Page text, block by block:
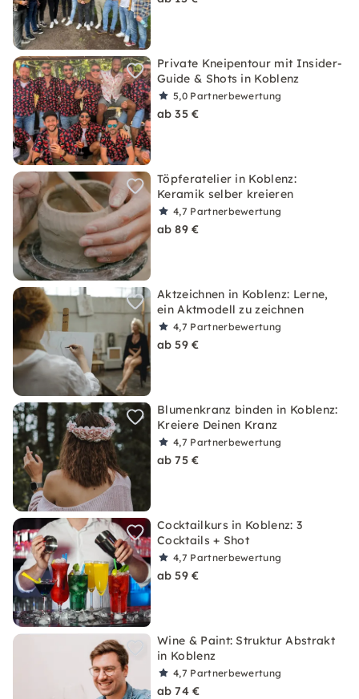
Private Kneipentour mit Insider-
Guide & Shots in Koblenz
5,0 Partnerbewertung
ab 35 €
Töpferatelier in Koblenz:
Keramik selber kreieren
4,7 Partnerbewertung
ab 89 €
Aktzeichnen in Koblenz: Lerne,
ein Aktmodell zu zeichnen
4,7 Partnerbewertung
ab 59 €
Blumenkranz binden in Koblenz:
Kreiere Deinen Kranz
4,7 Partnerbewertung
ab 75 €
Cocktailkurs in Koblenz: 3
Cocktails + Shot
4,7 Partnerbewertung
ab 59 €
Wine & Paint: Struktur Abstrakt
in Koblenz
4,7 Partnerbewertung
ab 74 €